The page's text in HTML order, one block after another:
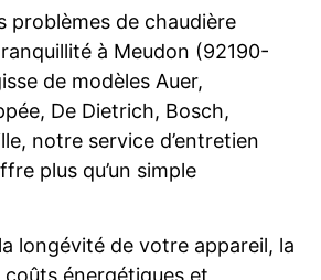
problèmes de chaudière
à Meudon (92190-
de modèles Auer,
De Dietrich, Bosch,
notre service d’entretien
plus qu’un simple
longévité de votre appareil, la
énergétiques et